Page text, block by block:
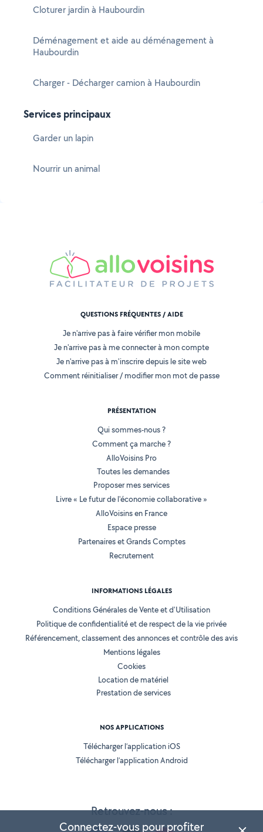
Cloturer jardin à Haubourdin
Déménagement et aide au déménagement à
Haubourdin
Charger - Décharger camion à Haubourdin
Services principaux
Garder un lapin
Nourrir un animal
Retrouvez-nous :
QUESTIONS FRÉQUENTES / AIDE
Je n'arrive pas à faire vérifier mon mobile
Je n'arrive pas à me connecter à mon compte
Je n'arrive pas à m'inscrire depuis le site web
Comment réinitialiser / modifier mon mot de passe
PRÉSENTATION
Qui sommes-nous ?
Comment ça marche ?
AlloVoisins Pro
Toutes les demandes
Proposer mes services
Livre « Le futur de l'économie collaborative »
AlloVoisins en France
Espace presse
Partenaires et Grands Comptes
Recrutement
INFORMATIONS LÉGALES
Conditions Générales de Vente et d'Utilisation
Politique de confidentialité et de respect de la vie privée
Référencement, classement des annonces et contrôle des avis
Mentions légales
Cookies
Location de matériel
Prestation de services
NOS APPLICATIONS
Télécharger l’application iOS
Télécharger l’application Android
Connectez-vous pour profiter